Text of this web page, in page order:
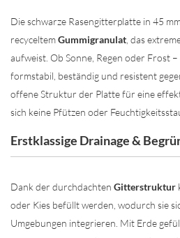
Die schwarze Rasengitterplatte in 45
recyceltemGummigranulat , das
aufweist. Ob Sonne, Regen oder Frost
formstabil, beständig und resistent
offene Struktur der Platte für eine
sich keine Pfützen oder
Erstklassige Drainage &
Dank der durchdachten Gitterstruktur
oder Kies befüllt werden, wodurch sie
Umgebungen integrieren. Mit Erde